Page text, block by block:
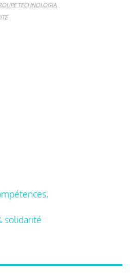
TECHNOLOGIA
solidarité